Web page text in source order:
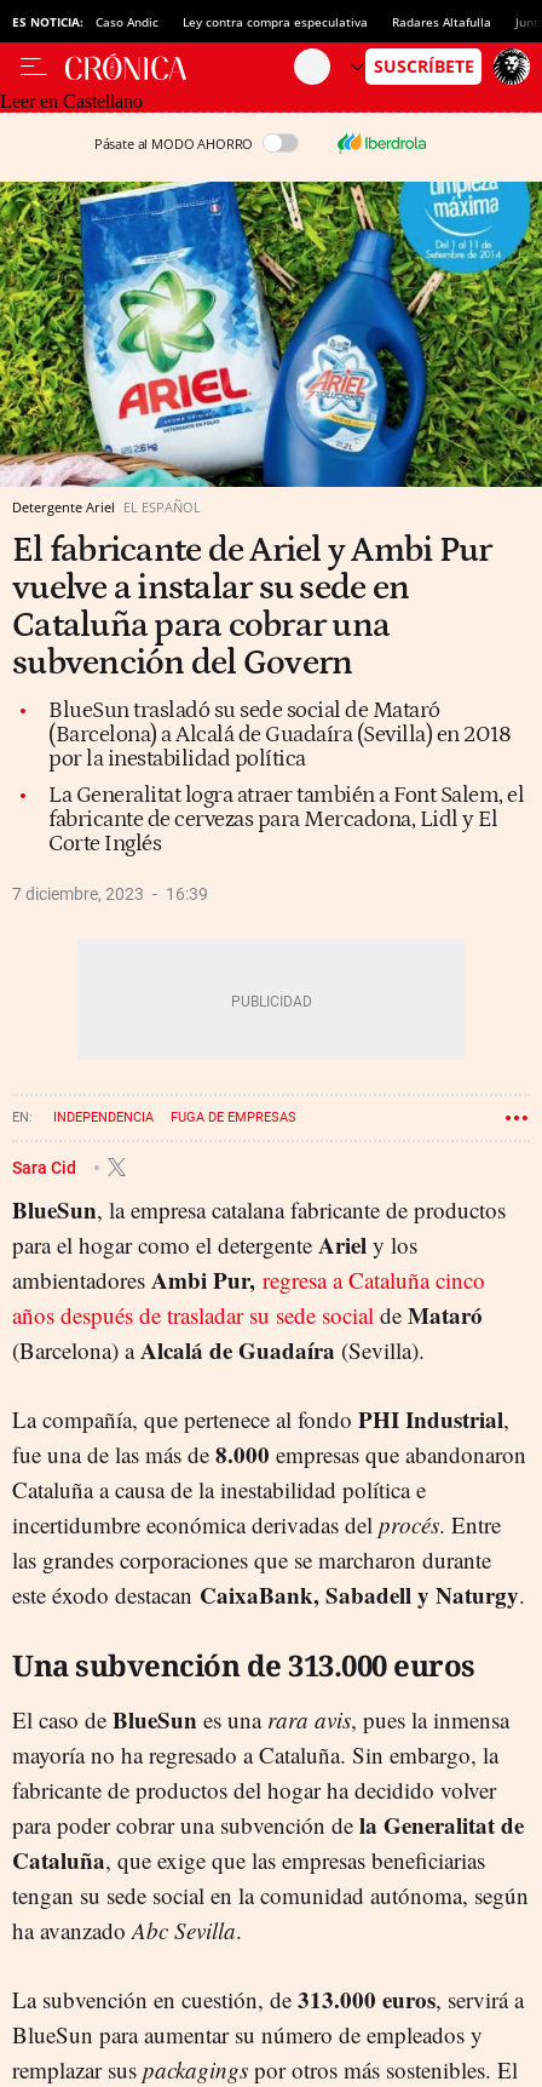
ES NOTICIA: Caso Andic Ley contra compra especulativa Radares Altafulla
Leer en Castellano
Pásate al MODO AHORRO
Detergente Ariel EL ESPAÑOL
El fabricante de Ariel y Ambi Pur
vuelve a instalar su sede en
Cataluña para cobrar una
subvención del Govern
BlueSun trasladó su sede social de Mataró
(Barcelona) a Alcalá de Guadaíra (Sevilla) en 2018
por la inestabilidad política
La Generalitat logra atraer también a Font Salem, el
fabricante de cervezas para Mercadona, Lidl y El
Corte Inglés
7 diciembre, 2023 16:39
INDEPENDENCIA FUGA DE EMPRESAS
Sara Cid
BlueSun, la empresa catalana fabricante de productos
para el hogar como el detergente Ariel y los
ambientadores Ambi Pur, regresa a Cataluña cinco
años después de trasladar su sede social de Mataró
(Barcelona) aAlcalá de Guadaíra (Sevilla).
La compañía, que pertenece al fondo PHI Industrial,
fue una de las más de 8.000 empresas que abandonaron
Cataluña a causa de la inestabilidad política e
incertidumbre económica derivadas del procés. Entre
las grandes corporaciones que se marcharon durante
este éxodo destacan CaixaBank, Sabadell y Naturgy.
Una subvención de 313.000 euros
El caso de BlueSun es una rara avis, pues la inmensa
mayoría no ha regresado a Cataluña. Sin embargo, la
fabricante de productos del hogar ha decidido volver
para poder cobrar una subvención de la Generalitat de
Cataluña, que exige que las empresas beneficiarias
tengan su sede social en la comunidad autónoma, según
ha avanzadoAbc Sevilla.
La subvención en cuestión, de 313.000 euros, servirá a
BlueSun para aumentar su número de empleados y
remplazar sus packagings por otros más sostenibles. El